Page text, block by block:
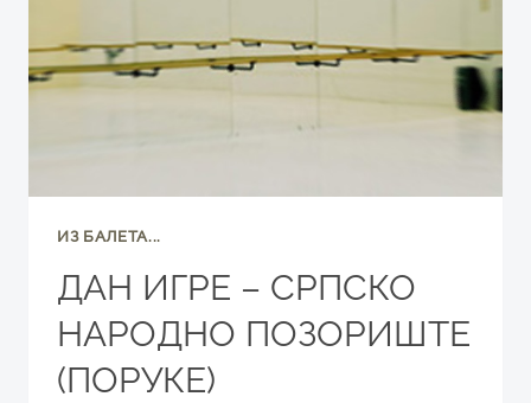
„БАЛЕРИНЕ“
ИЗ БАЛЕТА...
ДАН ИГРЕ – СРПСКО
НАРОДНО ПОЗОРИШТЕ
(ПОРУКЕ)